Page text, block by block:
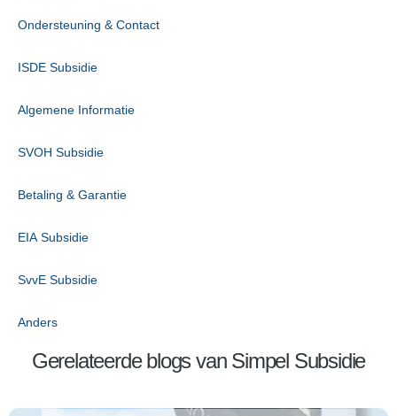
Ondersteuning & Contact
ISDE Subsidie
Algemene Informatie
SVOH Subsidie
Betaling & Garantie
EIA Subsidie
SvvE Subsidie
Anders
Gerelateerde blogs van Simpel Subsidie